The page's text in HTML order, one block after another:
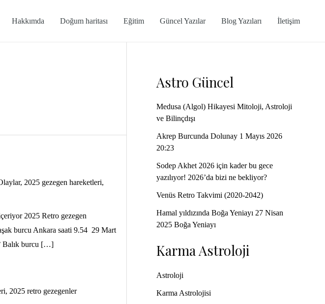
Hakkımda Doğum haritası Eğitim Güncel Yazılar Blog Yazıları İletişim
, 2025 gezegen hareketleri,
2025 Retro gezegen
burcu Ankara saati 9.54 29 Mart
Balık burcu […]
, 2025 retro gezegenler
Astro Güncel
Medusa (Algol) Hikayesi Mitoloji, Astroloji
ve Bilinçdışı
Akrep Burcunda Dolunay 1 Mayıs 2026
20:23
Sodep Akhet 2026 için kader bu gece
yazılıyor! 2026’da bizi ne bekliyor?
Venüs Retro Takvimi (2020-2042)
Hamal yıldızında Boğa Yeniayı 27 Nisan
2025 Boğa Yeniayı
Karma Astroloji
Astroloji
Karma Astrolojisi